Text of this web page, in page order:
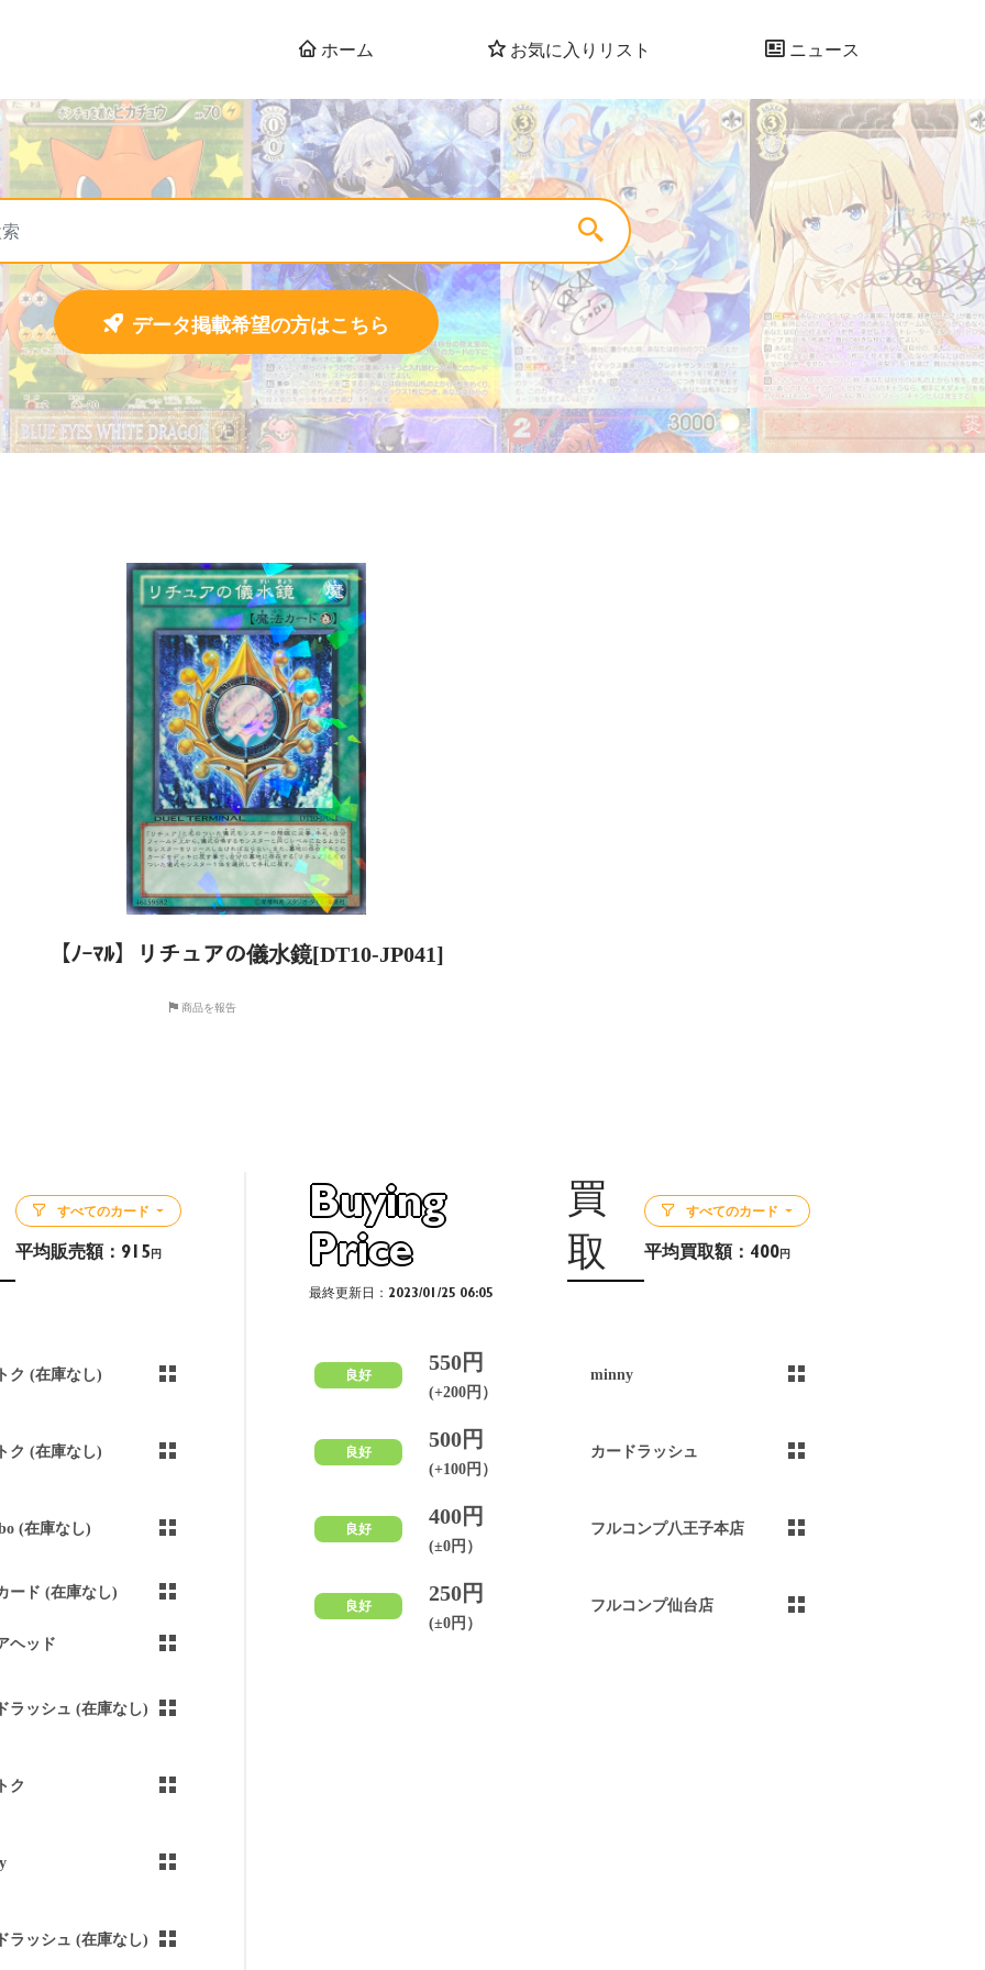
ホーム お気に入りリスト ニュース
データ掲載希望の方はこちら
【ﾉｰﾏﾙ】リチュアの儀水鏡[DT10-JP041]
商品を報告
すべてのカード
平均販売額： 915 円
ク (在庫なし)
ク (在庫なし)
(在庫なし)
ード (在庫なし)
ヘッド
ラッシュ (在庫なし)
ク
ラッシュ (在庫なし)
Buying
Price
買
取
最終更新日：2023/01/25 06:05
すべてのカード
平均買取額： 400円
良好
550円
(+200円）
minny
良好
500円
(+100円）
カードラッシュ
良好
400円
(±0円）
フルコンプ八王子本店
良好
250円
(±0円）
フルコンプ仙台店